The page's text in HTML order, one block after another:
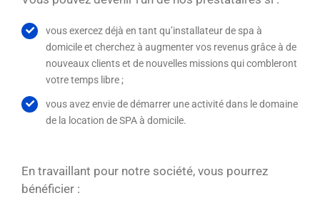
vous exercez déjà en tant qu’installateur de spa à
domicile et cherchez à augmenter vos revenus grâce à de
nouveaux clients et de nouvelles missions qui combleront
votre temps libre ;
vous avez envie de démarrer une activité dans le domaine
de la location de SPA à domicile.
En travaillant pour notre société, vous pourrez
bénéficier :